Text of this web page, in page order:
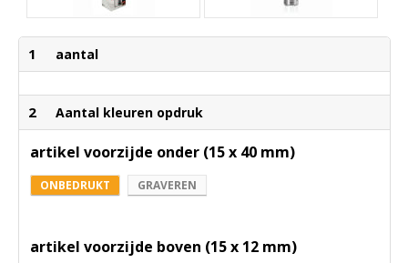
1 aantal
2 Aantal kleuren opdruk
artikel voorzijde onder (15 x 40 mm)
ONBEDRUKT GRAVEREN
artikel voorzijde boven (15 x 12 mm)